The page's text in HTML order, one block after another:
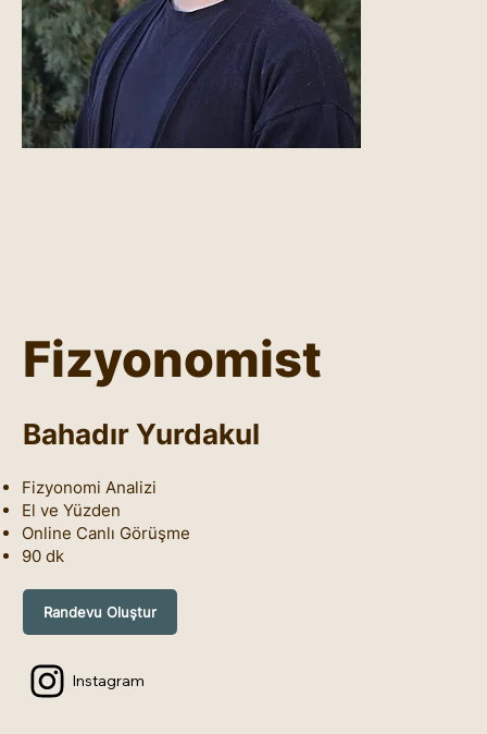
Fizyonomist
Bahadır Yurdakul
Fizyonomi Analizi
El ve Yüzden
Online Canlı Görüşme
90 dk
Randevu Oluştur
Instagram